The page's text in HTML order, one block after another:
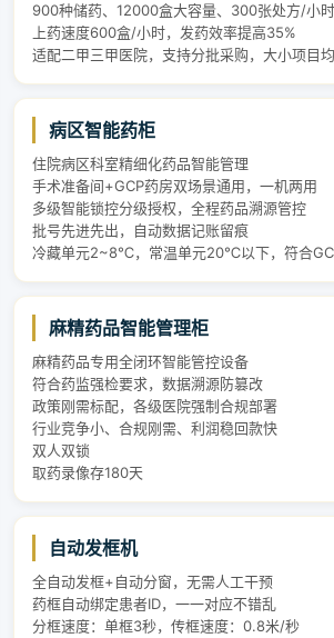
900种储药、12000盒大容量、300张处方/小时
上药速度600盒/小时，发药效率提高35%
适配二甲三甲医院，支持分批采购，大小项目
病区智能药柜
住院病区科室精细化药品智能管理
手术准备间+GCP药房双场景通用，一机两用
多级智能锁控分级授权，全程药品溯源管控
批号先进先出，自动数据记账留痕
冷藏单元2~8℃，常温单元20℃以下，符合
麻精药品智能管理柜
麻精药品专用全闭环智能管控设备
符合药监强检要求，数据溯源防篡改
政策刚需标配，各级医院强制合规部署
行业竞争小、合规刚需、利润稳回款快
双人双锁
取药录像存180天
自动发框机
全自动发框+自动分窗，无需人工干预
药框自动绑定患者ID，一一对应不错乱
分框速度：单框3秒，传框速度：0.8米/秒